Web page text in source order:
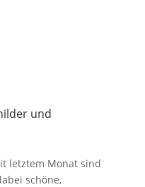
und
letztem Monat sind
schöne,